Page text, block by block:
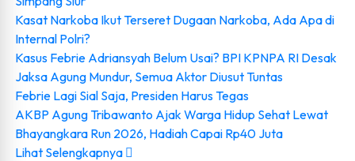
Kasat Narkoba Ikut Terseret Dugaan Narkoba, Ada Apa di
Internal Polri?
Kasus Febrie Adriansyah Belum Usai? BPI KPNPA RI Desak
Jaksa Agung Mundur, Semua Aktor Diusut Tuntas
Febrie Lagi Sial Saja, Presiden Harus Tegas
AKBP Agung Tribawanto Ajak Warga Hidup Sehat Lewat
Bhayangkara Run 2026, Hadiah Capai Rp40 Juta
Lihat Selengkapnya